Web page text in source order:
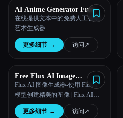
AI Anime Generator Free
在线提供文本中的免费人工智能
艺术生成器
更多细节 → 访问 ↗︎
Free Flux AI Image
Generator
Flux AI 图像生成器-使用 Flux.1
模型创建精美的图像 | Flux AI
Studio
更多细节 → 访问 ↗︎